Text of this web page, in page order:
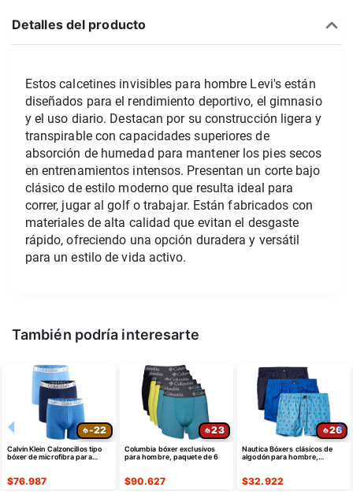
Detalles del producto
Estos calcetines invisibles para hombre Levi's están
diseñados para el rendimiento deportivo, el gimnasio
y el uso diario. Destacan por su construcción ligera y
transpirable con capacidades superiores de
absorción de humedad para mantener los pies secos
en entrenamientos intensos. Presentan un corte bajo
clásico de estilo moderno que resulta ideal para
correr, jugar al golf o trabajar. Están fabricados con
materiales de alta calidad que evitan el desgaste
rápido, ofreciendo una opción duradera y versátil
para un estilo de vida activo.
También podría interesarte
-22
Calvin Klein Calzoncillos tipo
bóxer de microfibra para
$76.987
23
Columbia bóxer exclusivos
para hombre, paquete de 6
$90.627
26
Nautica Bóxers clásicos de
algodón para hombre,
$32.922